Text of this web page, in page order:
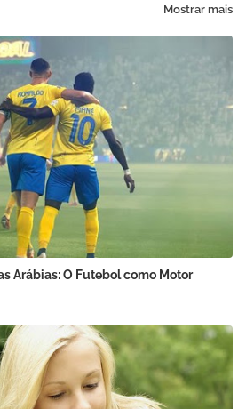
Mostrar mais
Arábias: O Futebol como Motor